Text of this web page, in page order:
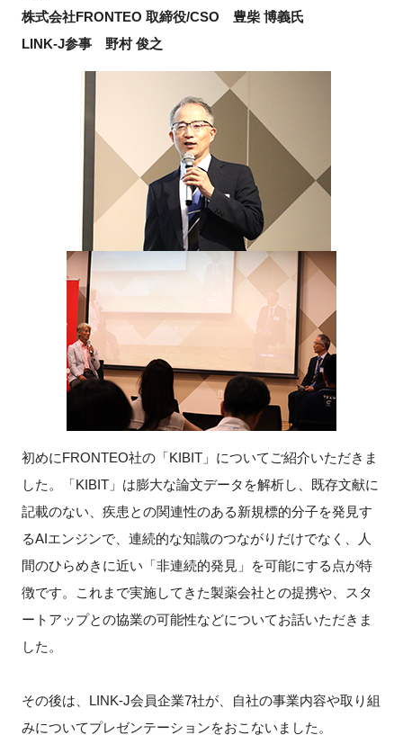
特別会員
イベントお知らせメール登録
株式会社FRONTEO 取締役/CSO 豊柴 博義氏
LINK-J参事 野村 俊之
初めにFRONTEO社の「KIBIT」についてご紹介いただきま
した。「KIBIT」は膨大な論文データを解析し、既存文献に
記載のない、疾患との関連性のある新規標的分子を発見す
るAIエンジンで、連続的な知識のつながりだけでなく、人
間のひらめきに近い「非連続的発見」を可能にする点が特
徴です。これまで実施してきた製薬会社との提携や、スタ
ートアップとの協業の可能性などについてお話いただきま
した。
その後は、 LINK-J会員企業7社が、自社の事業内容や取り組
みについてプレゼンテーションをおこないました。